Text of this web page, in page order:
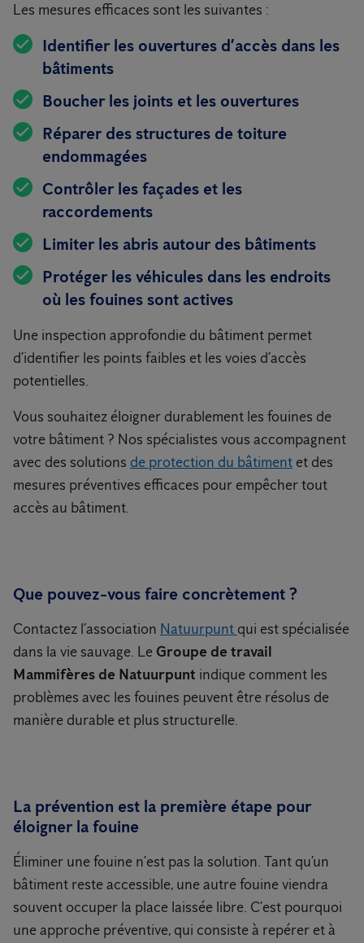
Les mesures efficaces sont les suivantes :
Identifier les ouvertures d’accès dans les
bâtiments
Boucher les joints et les ouvertures
Réparer des structures de toiture
endommagées
Contrôler les façades et les
raccordements
Limiter les abris autour des bâtiments
Protéger les véhicules dans les endroits
où les fouines sont actives
Une inspection approfondie du bâtiment permet
d’identifier les points faibles et les voies d’accès
potentielles.
Vous souhaitez éloigner durablement les fouines de
votre bâtiment ? Nos spécialistes vous accompagnent
avec des solutions de protection du bâtiment et des
mesures préventives efficaces pour empêcher tout
accès au bâtiment.
Que pouvez-vous faire concrètement ?
Contactez l’association Natuurpunt qui est spécialisée
dans la vie sauvage. Le Groupe de travail
Mammifères de Natuurpunt indique comment les
problèmes avec les fouines peuvent être résolus de
manière durable et plus structurelle.
La prévention est la première étape pour
éloigner la fouine
Éliminer une fouine n’est pas la solution. Tant qu’un
bâtiment reste accessible, une autre fouine viendra
souvent occuper la place laissée libre. C’est pourquoi
une approche préventive, qui consiste à repérer et à